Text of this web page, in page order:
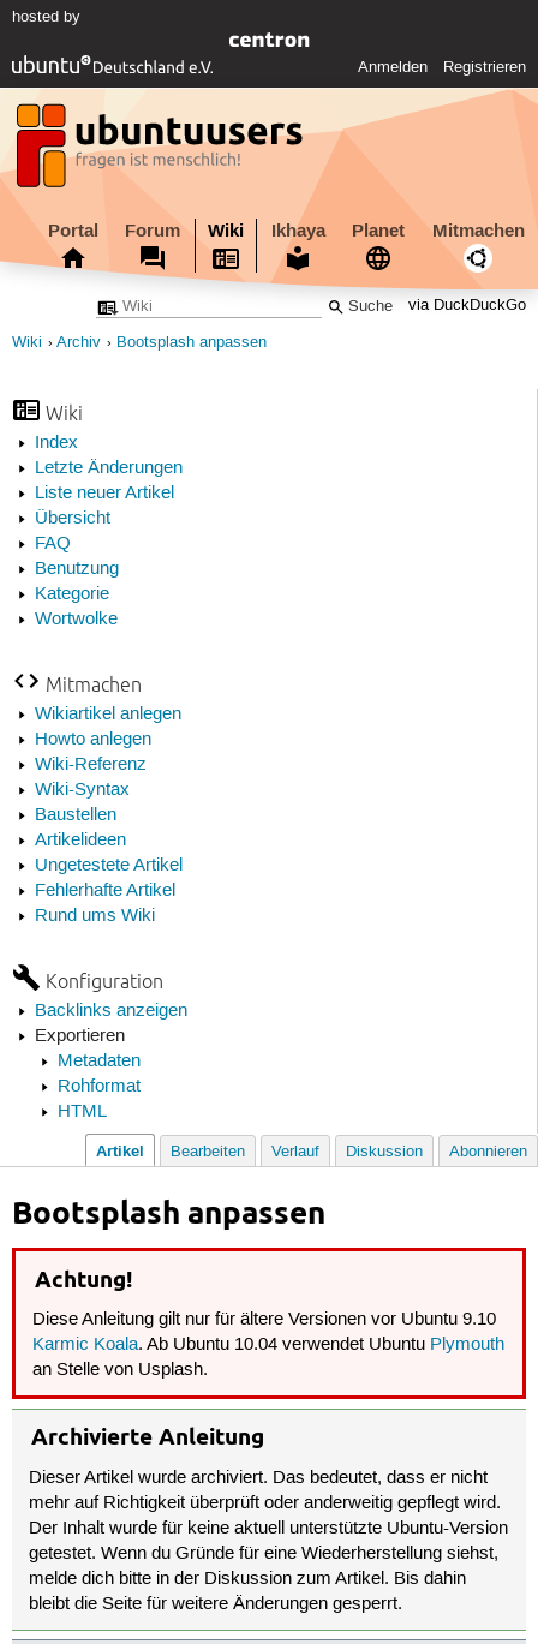
hosted by
Anmelden Registrieren
Portal Forum Wiki Ikhaya Planet Mitmachen
via DuckDuckGo
Wiki Archiv Bootsplash anpassen
Wiki
Index
Letzte Änderungen
Liste neuer Artikel
Übersicht
FAQ
Benutzung
Kategorie
Wortwolke
Mitmachen
Wikiartikel anlegen
Howto anlegen
Wiki-Referenz
Wiki-Syntax
Baustellen
Artikelideen
Ungetestete Artikel
Fehlerhafte Artikel
Rund ums Wiki
Konfiguration
Backlinks anzeigen
Exportieren
Metadaten
Rohformat
HTML
Artikel Bearbeiten Verlauf Diskussion Abonnieren
Bootsplash anpassen
Achtung!
Diese Anleitung gilt nur für ältere Versionen vor Ubuntu 9.10
Karmic Koala. Ab Ubuntu 10.04 verwendet Ubuntu Plymouth
an Stelle von Usplash.
Archivierte Anleitung
Dieser Artikel wurde archiviert. Das bedeutet, dass er nicht
mehr auf Richtigkeit überprüft oder anderweitig gepflegt wird.
Der Inhalt wurde für keine aktuell unterstützte Ubuntu-Version
getestet. Wenn du Gründe für eine Wiederherstellung siehst,
melde dich bitte in der Diskussion zum Artikel. Bis dahin
bleibt die Seite für weitere Änderungen gesperrt.